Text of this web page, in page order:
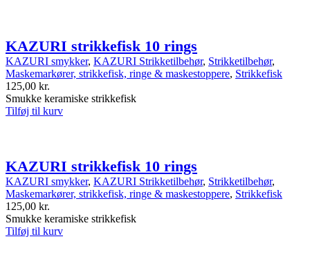
KAZURI strikkefisk 10 rings
KAZURI smykker, KAZURI Strikketilbehør, Strikketilbehør,
Maskemarkører, strikkefisk, ringe & maskestoppere, Strikkefisk
125,00 kr.
Smukke keramiske strikkefisk
Tilføj til kurv
KAZURI strikkefisk 10 rings
KAZURI smykker, KAZURI Strikketilbehør, Strikketilbehør,
Maskemarkører, strikkefisk, ringe & maskestoppere, Strikkefisk
125,00 kr.
Smukke keramiske strikkefisk
Tilføj til kurv